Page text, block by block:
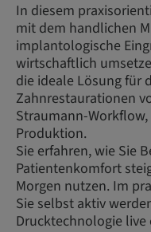
In diesem
mit dem handlichen
implantologische
wirtschaftlich
die ideale Lösung für
Zahnrestaurationen
Straumann-
Produktion.
Sie erfahren, wie Sie
Patientenkomfort
Morgen nutzen. Im
Sie selbst aktiv
Drucktechnologie live